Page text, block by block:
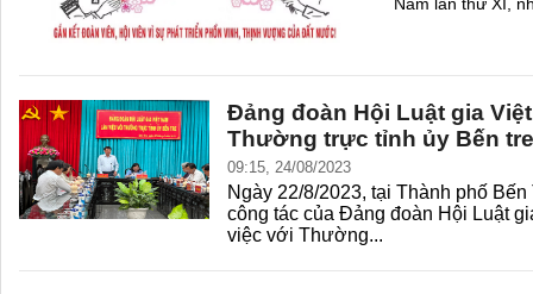
Đảng đoàn Hội Luật gia
Thường trực tỉnh ủy Bến tre
09:15, 24/08/2023
Ngày 22/8/2023, tại Thành phố
công tác của Đảng đoàn Hội Luật
việc với Thường...